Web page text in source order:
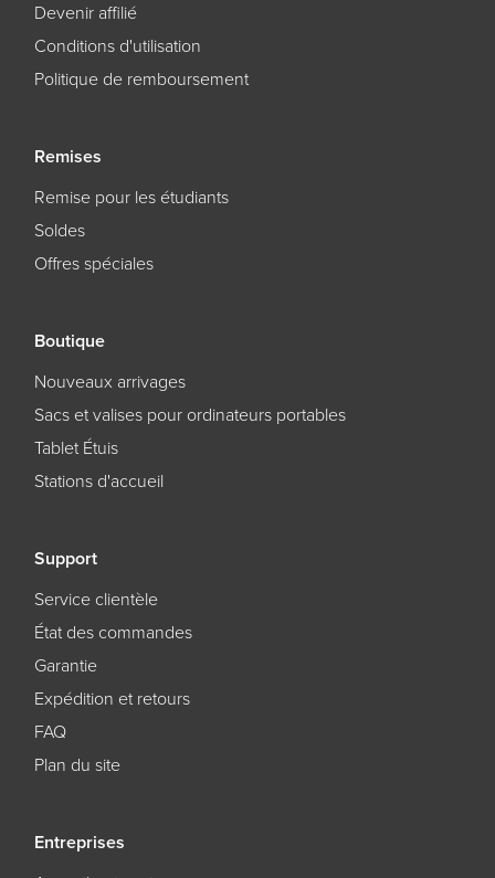
Devenir affilié
Conditions d'utilisation
Politique de remboursement
Remises
Remise pour les étudiants
Soldes
Offres spéciales
Boutique
Nouveaux arrivages
Sacs et valises pour ordinateurs portables
Tablet Étuis
Stations d'accueil
Support
Service clientèle
État des commandes
Garantie
Expédition et retours
FAQ
Plan du site
Entreprises